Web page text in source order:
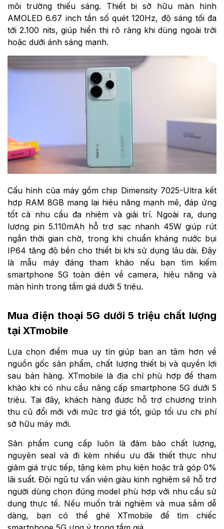
môi trường thiếu sáng. Thiết bị sở hữu màn hình
AMOLED 6.67 inch tần số quét 120Hz, độ sáng tối đa
tới 2.100 nits, giúp hiển thị rõ ràng khi dùng ngoài trời
hoặc dưới ánh sáng mạnh.
Cấu hình của máy gồm chip Dimensity 7025-Ultra kết
hợp RAM 8GB mang lại hiệu năng mạnh mẽ, đáp ứng
tốt cả nhu cầu đa nhiệm và giải trí. Ngoài ra, dung
lượng pin 5.110mAh hỗ trợ sạc nhanh 45W giúp rút
ngắn thời gian chờ, trong khi chuẩn kháng nước bụi
IP64 tăng độ bền cho thiết bị khi sử dụng lâu dài. Đây
là mẫu máy đáng tham khảo nếu bạn tìm kiếm
smartphone 5G toàn diện về camera, hiệu năng và
màn hình trong tầm giá dưới 5 triệu.
Mua điện thoại 5G dưới 5 triệu chất lượng
tại XTmobile
Lựa chọn điểm mua uy tín giúp bạn an tâm hơn về
nguồn gốc sản phẩm, chất lượng thiết bị và quyền lợi
sau bán hàng. XTmobile là địa chỉ phù hợp để tham
khảo khi có nhu cầu nâng cấp smartphone 5G dưới 5
triệu. Tại đây, khách hàng được hỗ trợ chương trình
thu cũ đổi mới với mức trợ giá tốt, giúp tối ưu chi phí
sở hữu máy mới.
Sản phẩm cung cấp luôn là đảm bảo chất lượng,
nguyên seal và đi kèm nhiều ưu đãi thiết thực như
giảm giá trực tiếp, tặng kèm phụ kiện hoặc trả góp 0%
lãi suất. Đội ngũ tư vấn viên giàu kinh nghiệm sẽ hỗ trợ
người dùng chọn đúng model phù hợp với nhu cầu sử
dụng thực tế. Nếu muốn trải nghiệm và mua sắm dễ
dàng, bạn có thể ghé XTmobile để tìm chiếc